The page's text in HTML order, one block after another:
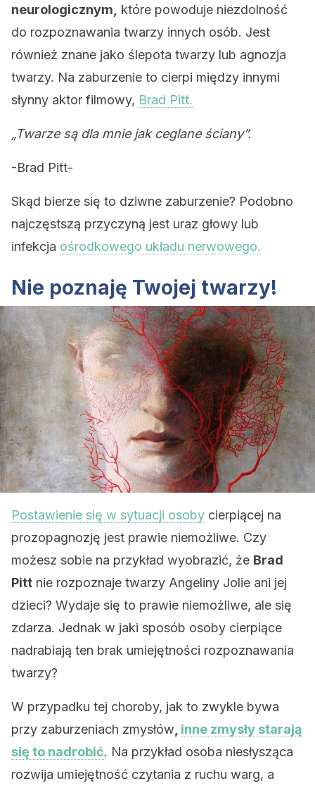
neurologicznym,
które powoduje niezdolność
do rozpoznawania twarzy innych osób. Jest
również znane jako ślepota twarzy lub agnozja
twarzy. Na zaburzenie to cierpi między innymi
słynny aktor filmowy, Brad Pitt.
„Twarze są dla mnie jak ceglane ściany”.
-Brad Pitt-
Skąd bierze się to dziwne zaburzenie? Podobno
najczęstszą przyczyną jest uraz głowy lub
infekcja ośrodkowego układu nerwowego.
Nie poznaję Twojej twarzy!
Postawienie się w sytuacji osoby cierpiącej na
prozopagnozję jest prawie niemożliwe. Czy
możesz sobie na przykład wyobrazić, że Brad
Pitt nie rozpoznaje twarzy Angeliny Jolie ani jej
dzieci? Wydaje się to prawie niemożliwe, ale się
zdarza. Jednak w jaki sposób osoby cierpiące
nadrabiają ten brak umiejętności rozpoznawania
twarzy?
W przypadku tej choroby, jak to zwykle bywa
przy zaburzeniach zmysłów inne zmysły starają
się to nadrobić. Na przykład osoba niesłysząca
rozwija umiejętność czytania z ruchu warg, a